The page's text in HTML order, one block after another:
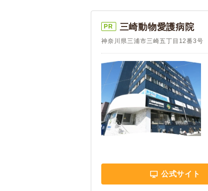
PR 三崎動物愛護病院
神奈川県三浦市三崎五丁目12番3号
公式サイト